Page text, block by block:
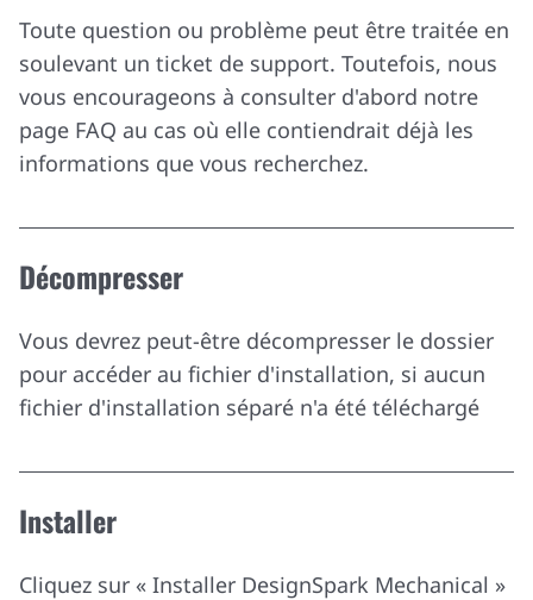
Toute question ou problème peut être traitée en
soulevant un ticket de support. Toutefois, nous
vous encourageons à consulter d'abord notre
page FAQ au cas où elle contiendrait déjà les
informations que vous recherchez.
Décompresser
Vous devrez peut-être décompresser le dossier
pour accéder au fichier d'installation, si aucun
fichier d'installation séparé n'a été téléchargé
Installer
Cliquez sur « Installer DesignSpark Mechanical »